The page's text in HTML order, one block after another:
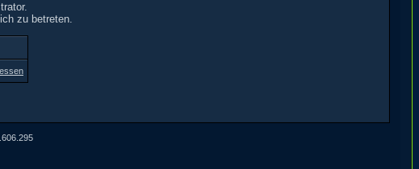
zu betreten.